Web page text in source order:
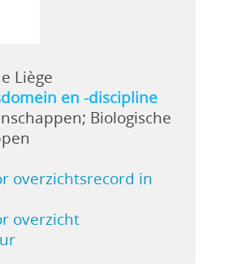
Liège
en -discipline
Biologische
overzichtsrecord in
overzicht